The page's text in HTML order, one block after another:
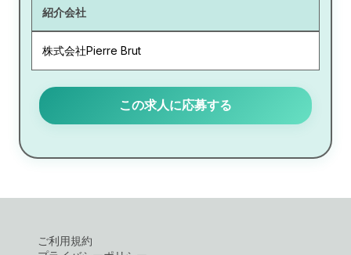
紹介会社
株式会社Pierre Brut
この求人に応募する
ご利用規約